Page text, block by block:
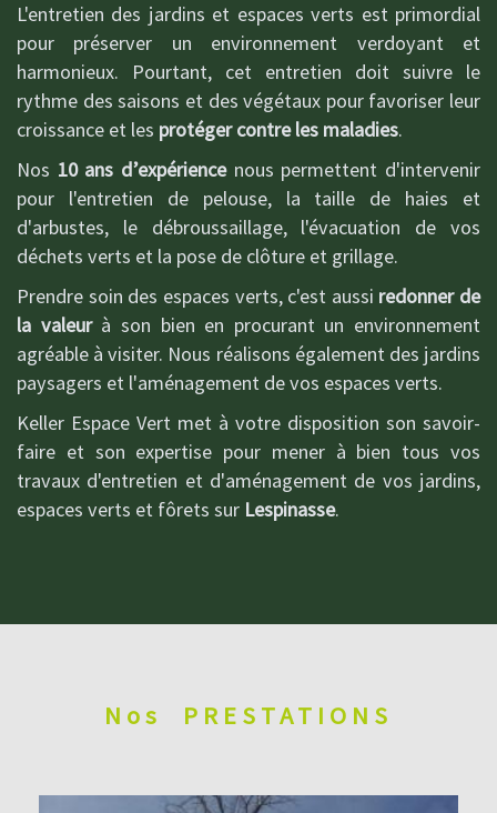
L'entretien des jardins et espaces verts est primordial
pour préserver un environnement verdoyant et
harmonieux. Pourtant, cet entretien doit suivre le
rythme des saisons et des végétaux pour favoriser leur
croissance et les protéger contre les maladies.
Nos 10 ans d’expériencenous permettent d'intervenir
pour l'entretien de pelouse, la taille de haies et
d'arbustes, le débroussaillage, l'évacuation de vos
déchets verts et la pose de clôture et grillage.
Prendre soin des espaces verts, c'est aussi redonner de
la valeurà son bien en procurant un environnement
agréable à visiter. Nous réalisons également des jardins
paysagers et l'aménagement de vos espaces verts.
Keller Espace Vert met à votre disposition son savoir-
faire et son expertise pour mener à bien tous vos
travaux d'entretien et d'aménagement de vos jardins,
espaces verts et fôrets sur Lespinasse.
Nos PRESTATIONS